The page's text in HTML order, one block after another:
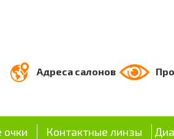
Адреса салонов
Контактные линзы